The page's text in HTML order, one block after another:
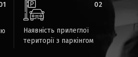
02
Наявність прилеглої
території з паркінгом